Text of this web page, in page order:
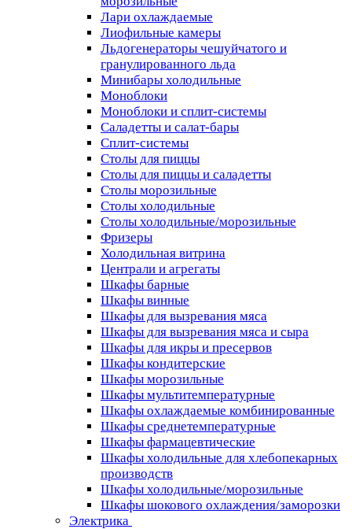
Лари охлаждаемые
Лиофильные камеры
Льдогенераторы чешуйчатого и
гранулированного льда
Минибары холодильные
Моноблоки
Моноблоки и сплит-системы
Саладетты и салат-бары
Сплит-системы
Столы для пиццы
Столы для пиццы и саладетты
Столы морозильные
Столы холодильные
Столы холодильные/морозильные
Фризеры
Холодильная витрина
Централи и агрегаты
Шкафы барные
Шкафы винные
Шкафы для вызревания мяса
Шкафы для вызревания мяса и сыра
Шкафы для икры и пресервов
Шкафы кондитерские
Шкафы морозильные
Шкафы мультитемпературные
Шкафы охлаждаемые комбинированные
Шкафы среднетемпературные
Шкафы фармацевтические
Шкафы холодильные для хлебопекарных
производств
Шкафы холодильные/морозильные
Шкафы шокового охлаждения/заморозки
Электрика